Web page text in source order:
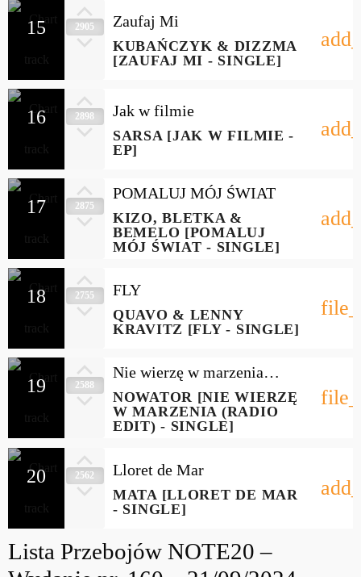
15 2905 Zaufaj Mi
KUBAŃCZYK & DIZZMA
[ZAUFAJ MI - SINGLE]
16 2898 Jak w filmie
SARSA [JAK W FILMIE -
EP]
17 2875
POMALUJ MÓJ ŚWIAT
KIZO, BLETKA &
BEMELO [POMALUJ
MÓJ ŚWIAT - SINGLE]
18 2755 FLY
QUAVO & LENNY
KRAVITZ [FLY - SINGLE]
19 2588
Nie wierzę w marzenia
(Radio Edit)
NOWATOR [NIE WIERZĘ
W MARZENIA (RADIO
EDIT) - SINGLE]
20 2562 Lloret de Mar
MATA [LLORET DE MAR
- SINGLE]
Lista Przebojów NOTE20 –